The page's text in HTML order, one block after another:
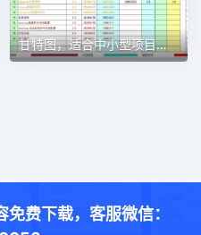
甘特图，适合中小型项目管理使用甘特图excel模板
费下载，客服微信：